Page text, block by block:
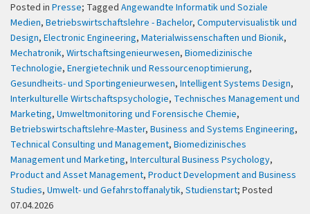
Posted in Presse; Tagged Angewandte Informatik und Soziale
Medien, Betriebswirtschaftslehre - Bachelor, Computervisualistik und
Design, Electronic Engineering, Materialwissenschaften und Bionik,
Mechatronik, Wirtschaftsingenieurwesen, Biomedizinische
Technologie, Energietechnik und Ressourcenoptimierung,
Gesundheits- und Sportingenieurwesen, Intelligent Systems Design,
Interkulturelle Wirtschaftspsychologie, Technisches Management und
Marketing, Umweltmonitoring und Forensische Chemie,
Betriebswirtschaftslehre-Master, Business and Systems Engineering,
Technical Consulting und Management, Biomedizinisches
Management und Marketing, Intercultural Business Psychology,
Product and Asset Management, Product Development and Business
Studies, Umwelt- und Gefahrstoffanalytik, Studienstart; Posted
07.04.2026